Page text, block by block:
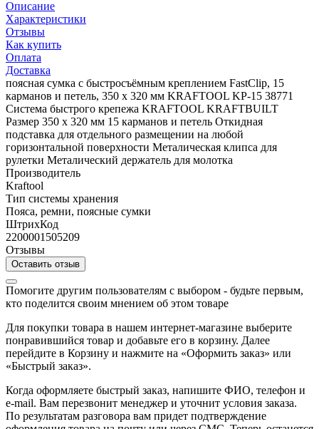
Описание
Характеристики
Отзывы
Как купить
Оплата
Доставка
поясная сумка с быстросъёмным креплением FastClip, 15
карманов и петель, 350 х 320 мм KRAFTOOL KP-15 38771
Система быстрого крепежа KRAFTOOL KRAFTBUILT
Размер 350 х 320 мм 15 карманов и петель Откидная
подставка для отдельного размещении на любой
горизонтальной поверхности Металическая клипса для
рулетки Металический держатель для молотка
Производитель
Kraftool
Тип системы хранения
Пояса, ремни, поясные сумки
ШтрихКод
2200001505209
Отзывы
Оставить отзыв
Помогите другим пользователям с выбором - будьте первым,
кто поделится своим мнением об этом товаре
Для покупки товара в нашем интернет-магазине выберите
понравившийся товар и добавьте его в корзину. Далее
перейдите в Корзину и нажмите на «Оформить заказ» или
«Быстрый заказ».
Когда оформляете быстрый заказ, напишите ФИО, телефон и
e-mail. Вам перезвонит менеджер и уточнит условия заказа.
По результатам разговора вам придет подтверждение